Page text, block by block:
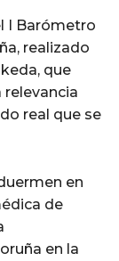
I Barómetro
realizado
que
relevancia
real que se
en
de
en la